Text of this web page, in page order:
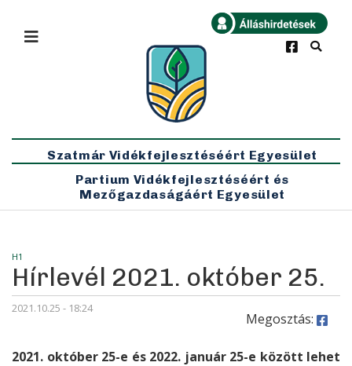
Legfrissebb
×
Szatmár Vidékfejlesztéséért Egyesület
Partium Vidékfejlesztéséért és
Mezőgazdaságáért Egyesület
H1
Hírlevél 2021. október 25.
2021.10.25 - 18:24
Megosztás:
2021. október 25-e és 2022. január 25-e között lehet